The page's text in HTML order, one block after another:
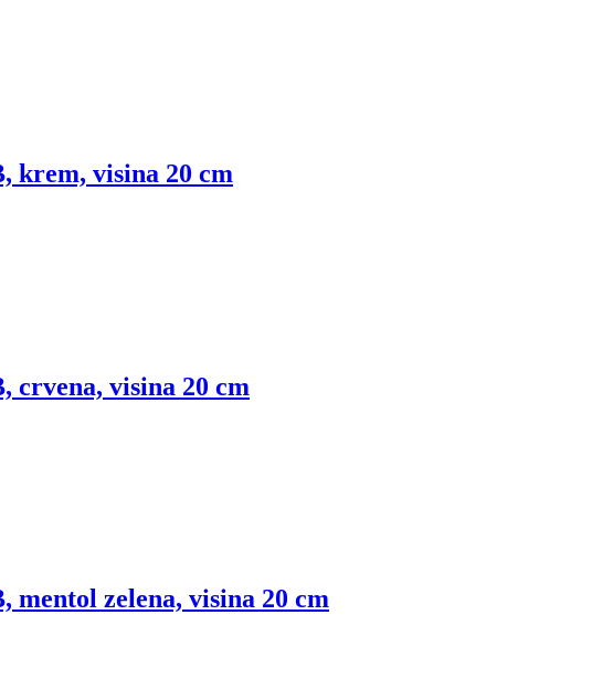
krem, visina 20 cm
crvena, visina 20 cm
mentol zelena, visina 20 cm